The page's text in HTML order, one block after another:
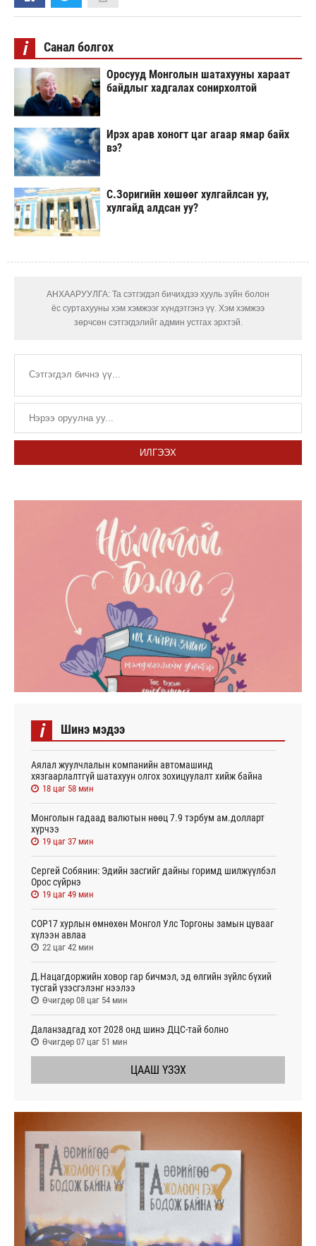
i Санал болгох
Оросууд Монголын шатахууны хараат
байдлыг хадгалах сонирхолтой
Ирэх арав хоногт цаг агаар ямар байх
вэ?
С.Зоригийн хөшөөг хулгайлсан уу,
хулгайд алдсан уу?
АНХААРУУЛГА: Та сэтгэгдэл бичихдээ хууль зүйн болон
ёс суртахууны хэм хэмжээг хүндэтгэнэ үү. Хэм хэмжээ
зөрчсөн сэтгэгдэлийг админ устгах эрхтэй.
ИЛГЭЭХ
i Шинэ мэдээ
Аялал жуулчлалын компанийн автомашинд
хязгаарлалтгүй шатахуун олгох зохицуулалт хийж байна
18 цаг 58 мин
Монголын гадаад валютын нөөц 7.9 тэрбум ам.долларт
хүрчээ
19 цаг 37 мин
Сергей Собянин: Эдийн засгийг дайны горимд шилжүүлбэл
Орос сүйрнэ
19 цаг 49 мин
COP17 хурлын өмнөхөн Монгол Улс Торгоны замын цувааг
хүлээн авлаа
22 цаг 42 мин
Д.Нацагдоржийн ховор гар бичмэл, эд өлгийн зүйлс бүхий
тусгай үзэсгэлэнг нээлээ
Өчигдөр 08 цаг 54 мин
Даланзадгад хот 2028 онд шинэ ДЦС-тай болно
Өчигдөр 07 цаг 51 мин
ЦААШ ҮЗЭХ